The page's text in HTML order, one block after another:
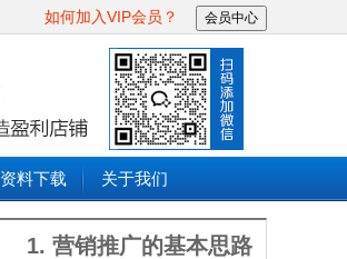
如何加入VIP会员？ 会员中心
资料下载 关于我们
1. 营销推广的基本思路